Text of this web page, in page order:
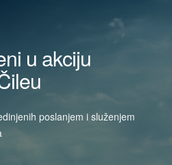
u akciju
poslanjem i služenjem